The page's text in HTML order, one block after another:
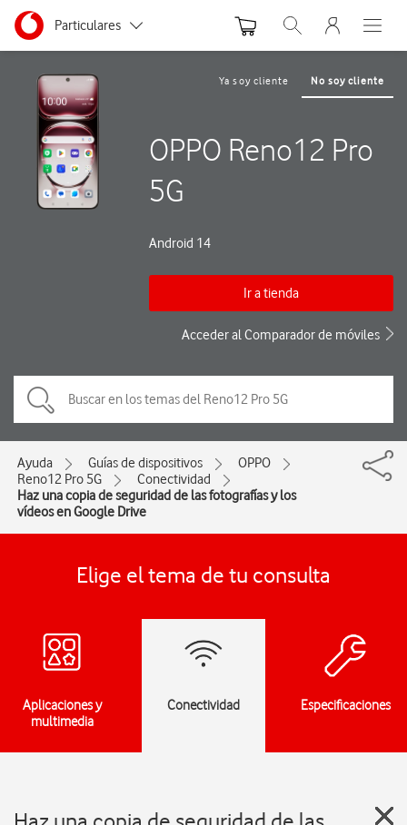
Ir a la pagina principal de vodafone.es
Menu navegación Segmento
Particulares
Autónomos
Pymes
Grandes empresas
y AA.PP.
Abrir buscador. Abre
Abre
Ya soy cliente No soy cliente
OPPO Reno12 Pro
5G
Android 14
Ir a tienda
Acceder al Comparador de móviles
Ayuda Guías de dispositivos
OPPO
Reno12 Pro 5G
Conectividad
Haz una copia de seguridad de las fotografías y los
vídeos en Google Drive
Elige el tema de tu consulta
Aplicaciones y
multimedia
Conectividad Especificaciones